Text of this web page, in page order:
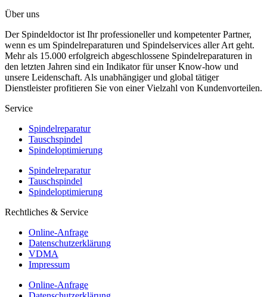
Über uns
Der Spindeldoctor ist Ihr professioneller und kompetenter Partner,
wenn es um Spindelreparaturen und Spindelservices aller Art geht.
Mehr als 15.000 erfolgreich abgeschlossene Spindelreparaturen in
den letzten Jahren sind ein Indikator für unser Know-how und
unsere Leidenschaft. Als unabhängiger und global tätiger
Dienstleister profitieren Sie von einer Vielzahl von Kundenvorteilen.
Service
Spindelreparatur
Tauschspindel
Spindeloptimierung
Spindelreparatur
Tauschspindel
Spindeloptimierung
Rechtliches & Service
Online-Anfrage
Datenschutzerklärung
VDMA
Impressum
Online-Anfrage